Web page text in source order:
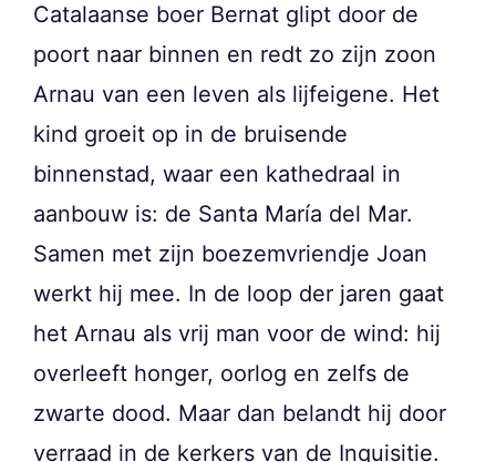
Catalaanse boer Bernat glipt door de
poort naar binnen en redt zo zijn zoon
Arnau van een leven als lijfeigene. Het
kind groeit op in de bruisende
binnenstad, waar een kathedraal in
aanbouw is: de Santa María del Mar.
Samen met zijn boezemvriendje Joan
werkt hij mee. In de loop der jaren gaat
het Arnau als vrij man voor de wind: hij
overleeft honger, oorlog en zelfs de
zwarte dood. Maar dan belandt hij door
verraad in de kerkers van de Inquisitie.